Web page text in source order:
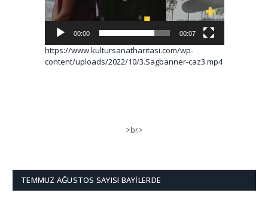
00:00 00:07
https://www.kultursanatharitasi.com/wp-
content/uploads/2022/10/3.Sagbanner-caz3.mp4
>br>
TEMMUZ AĞUSTOS SAYISI BAYILERDE